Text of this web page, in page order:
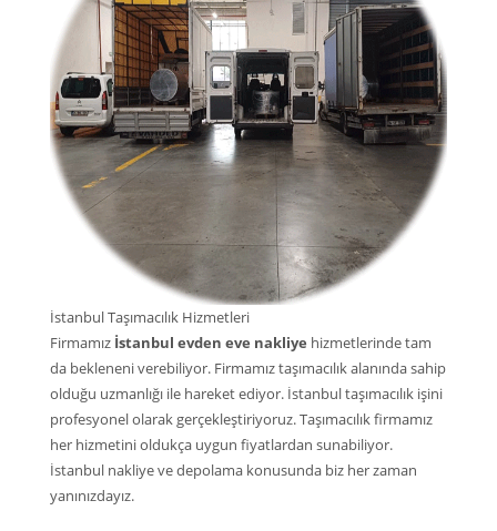
İstanbul Taşımacılık Hizmetleri
Firmamız İstanbul evden eve nakliye hizmetlerinde tam
da bekleneni verebiliyor. Firmamız taşımacılık alanında sahip
olduğu uzmanlığı ile hareket ediyor. İstanbul taşımacılık işini
profesyonel olarak gerçekleştiriyoruz. Taşımacılık firmamız
her hizmetini oldukça uygun fiyatlardan sunabiliyor.
İstanbul nakliye ve depolama konusunda biz her zaman
yanınızdayız.